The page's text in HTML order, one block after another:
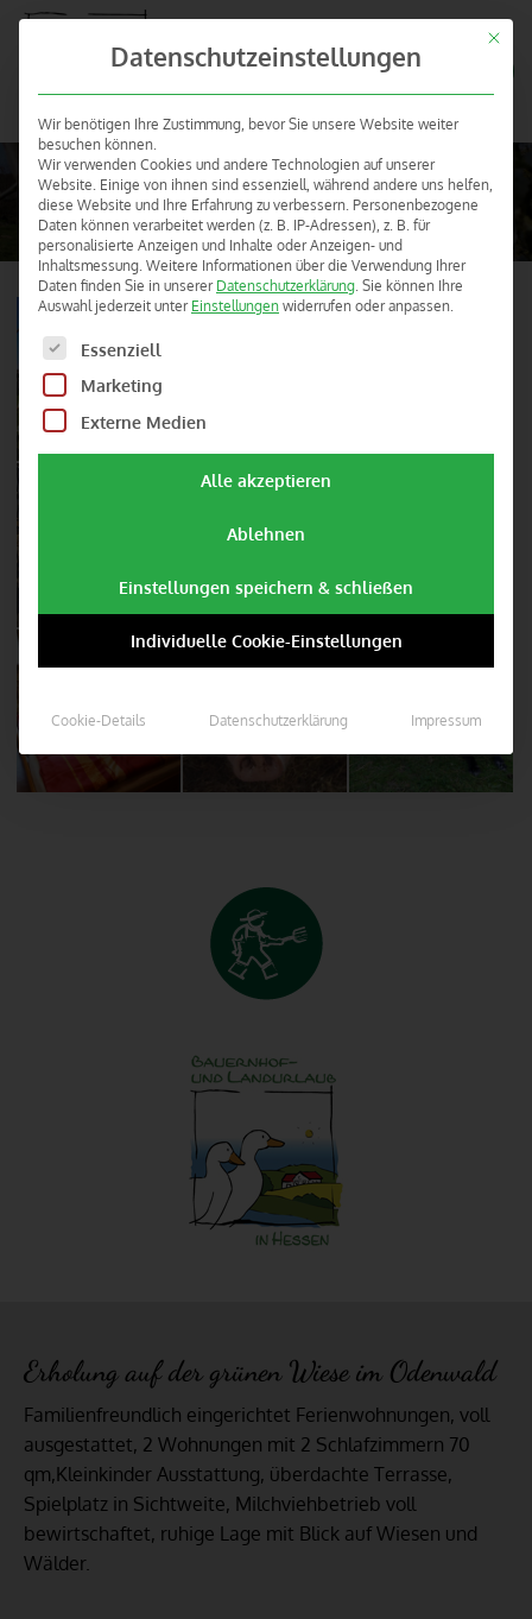
Menü
BAUERNHOF- UND
LANDURLAUB IN
HESSEN
Ferienhof Kredel (Mossautal – Ober Mossau)
Familie Kredel, Hauptstraße 75, 64756 Mossautal - Ober Mossau, Tel.
06061 24 99, Fax 06061 96 86 47
Sie befinden sich hier:
Erholung auf der grünen Wiese im Odenwald
Familienfreundlich eingerichtet Ferienwohnungen, voll
ausgestattet, 2 Wohnungen mit 2 Schlafzimmern 70
qm,Kleinkinder Ausstattung, überdachte Terrasse,
Spielplatz in Sichtweite, Milchviehbetrieb voll
bewirtschaftet, ruhige Lage mit Blick auf Wiesen und
Wälder.
Mit
Datenschutzeinstellungen
Wir benötigen Ihre Zustimmung, bevor Sie unsere Website weiter
besuchen können.
Wir verwenden Cookies und andere Technologien auf unserer
Website. Einige von ihnen sind essenziell, während andere uns helfen,
diese Website und Ihre Erfahrung zu verbessern. Personenbezogene
Daten können verarbeitet werden (z. B. IP-Adressen), z. B. für
personalisierte Anzeigen und Inhalte oder Anzeigen- und
Inhaltsmessung. Weitere Informationen über die Verwendung Ihrer
Daten finden Sie in unsererDatenschutzerklärung Sie können Ihre
Auswahl jederzeit unterEinstellungenwiderrufen oder anpassen.
Es folgt eine Liste der Service-Gruppen, für die eine
Essenziell
Marketing
Externe Medien
Alle akzeptieren
Ablehnen
Einstellungen speichern & schließen
Individuelle Cookie-Einstellungen
Cookie-Details Datenschutzerklärung Impressum